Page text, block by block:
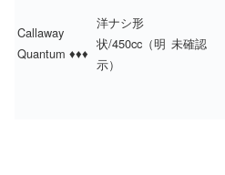
Callaway
Quantum ♦♦♦
洋ナシ形
状/450cc（明
示）
未確認